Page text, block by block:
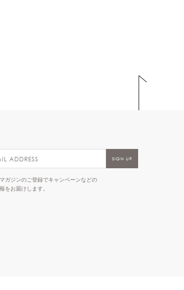
ガジンのご登録でキャンペーンなどの
をお届けします。